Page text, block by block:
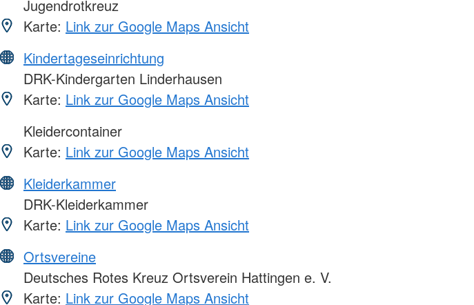
Jugendrotkreuz
Karte: Link zur Google Maps Ansicht
Kindertageseinrichtung
DRK-Kindergarten Linderhausen
Karte: Link zur Google Maps Ansicht
Kleidercontainer
Karte: Link zur Google Maps Ansicht
Kleiderkammer
DRK-Kleiderkammer
Karte: Link zur Google Maps Ansicht
Ortsvereine
Deutsches Rotes Kreuz Ortsverein Hattingen e. V.
Karte: Link zur Google Maps Ansicht